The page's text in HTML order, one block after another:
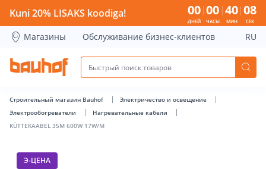
KÜTTEKAABEL 35M 600W 17W/M - Bauhof has loaded
Kuni 20% LISAKS koodiga! 00
ДНЕЙ
00
ЧАСЫ
40
МИН
08
СЕК
Магазины Обслуживание бизнес-клиентов RU
Строительный магазин Bauhof
Электричество и освещение
Электрообогреватели
Нагревательные кабели
KÜTTEKAABEL 35M 600W 17W/M
Э-ЦЕНА